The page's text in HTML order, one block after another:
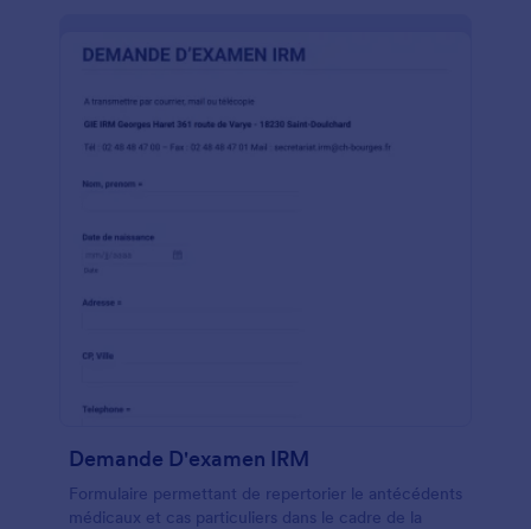
Demande D'examen IRM
Formulaire permettant de repertorier le antécédents
médicaux et cas particuliers dans le cadre de la